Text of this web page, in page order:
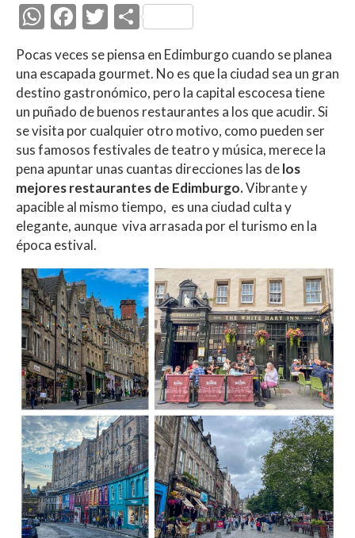
W
at
s
A
p
p
F
e
b
o
o
k
T
w
itt
er
C
m
p
ar
ti
r
Pocas veces se piensa en Edimburgo cuando se planea
una escapada gourmet. No es que la ciudad sea un gran
destino gastronómico, pero la capital escocesa tiene
un puñado de buenos restaurantes a los que acudir. Si
se visita por cualquier otro motivo, como pueden ser
sus famosos festivales de teatro y música, merece la
pena apuntar unas cuantas direcciones las delos
mejores restaurantes de Edimburgo.Vibrante y
apacible al mismo tiempo, es una ciudad culta y
elegante, aunque viva arrasada por el turismo en la
época estival.